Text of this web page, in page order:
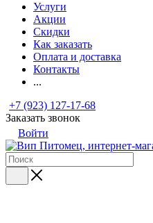
Услуги
Акции
Скидки
Как заказать
Оплата и доставка
Контакты
...
+7 (923) 127-17-68
Заказать звонок
Войти